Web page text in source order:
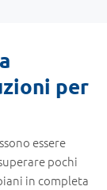
per
essere
pochi
in completa